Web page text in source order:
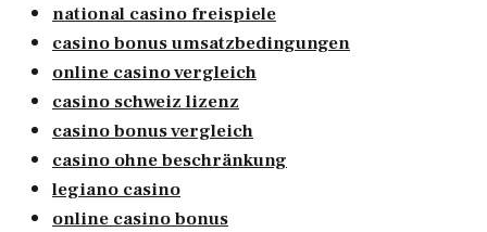
national casino freispiele
casino bonus umsatzbedingungen
online casino vergleich
casino schweiz lizenz
casino bonus vergleich
casino ohne beschränkung
legiano casino
online casino bonus